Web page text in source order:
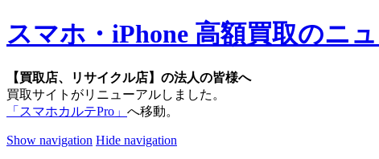
スマホ・iPhone 高額買取のニ
【買取店、リサイクル店】の法人の皆様へ
買取サイトがリニューアルしました。
「スマホカルテPro」 へ移動。
Show navigation Hide navigation